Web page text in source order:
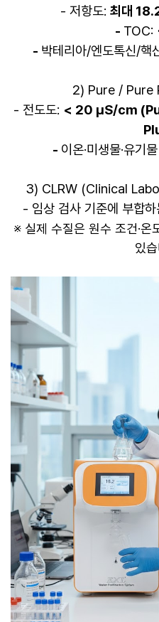
- 저항도: 최대
- TOC:
- 박테리아/엔도톡신/핵
​2) Pure / Pure
- 전도도: < 20 µS/cm
- 이온·미생물·유기
​3) CLRW (Clinical
- 임상 검사 기준에 부합
※ 실제 수질은 원수 조건·온
있